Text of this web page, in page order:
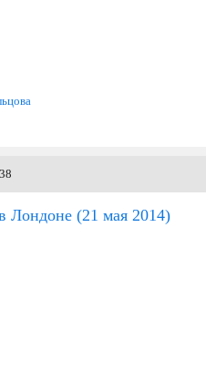
Лондоне (21 мая 2014)